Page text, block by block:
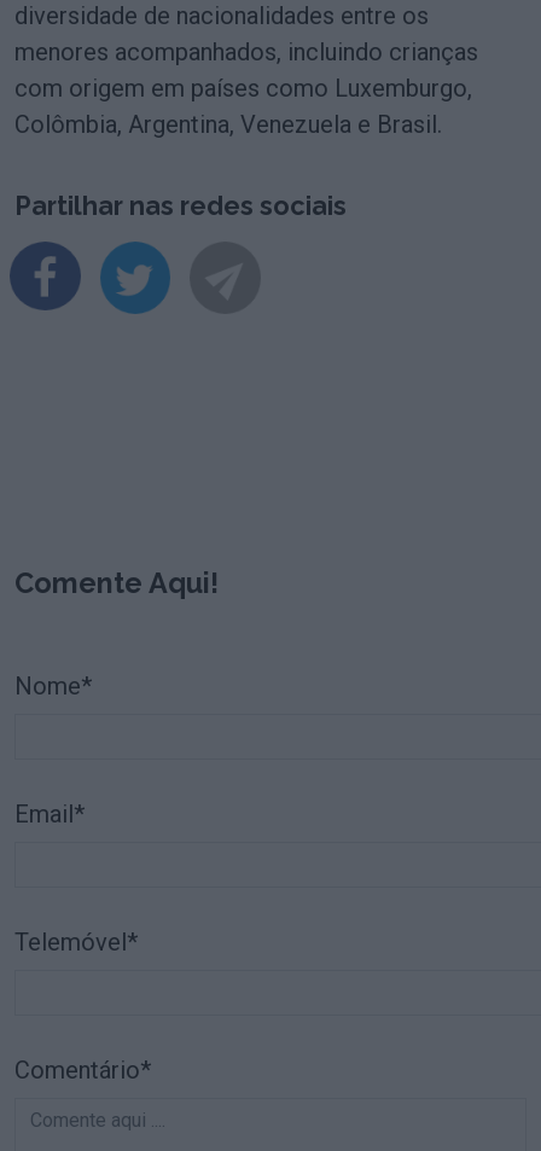
diversidade de nacionalidades entre os
menores acompanhados, incluindo crianças
com origem em países como Luxemburgo,
Colômbia, Argentina, Venezuela e Brasil.
Partilhar nas redes sociais
Comente Aqui!
Nome*
Email*
Telemóvel*
Comentário*